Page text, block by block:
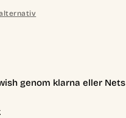
genom klarna eller Nets